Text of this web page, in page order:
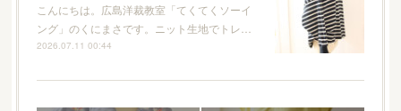
こんにちは。広島洋裁教室「てくてくソーイ
ング」のくにまさです。ニット生地でトレ…
2026.07.11 00:44